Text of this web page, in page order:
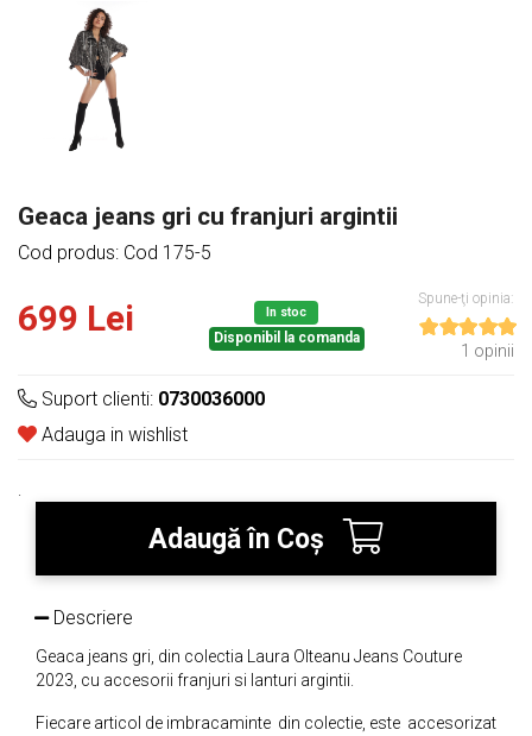
Geaca jeans gri cu franjuri argintii
Cod produs: Cod 175-5
699 Lei In stoc
Disponibil la comanda
Spune-ţi opinia:
1 opinii
Suport clienti: 0730036000
Adauga in wishlist
Adaugă în Coş
Descriere
Geaca jeans gri, din colectia Laura Olteanu Jeans Couture
2023, cu accesorii franjuri si lanturi argintii.
Fiecare articol de imbracaminte din colectie, este accesorizat